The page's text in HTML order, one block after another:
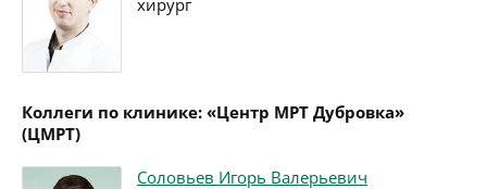
хирург
Коллеги по клинике: «Центр МРТ Дубровка»
(ЦМРТ)
Соловьев Игорь Валерьевич